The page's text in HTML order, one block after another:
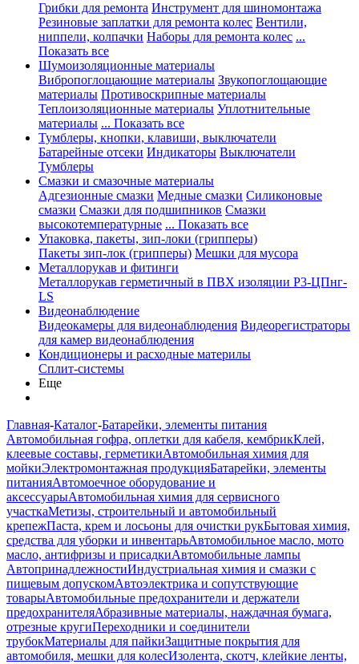
Грибки для ремонта Инструмент для шиномонтажа
Резиновые заплатки для ремонта колес Вентили,
ниппели, колпачки Наборы для ремонта колес ...
Показать все
Шумоизоляционные материалы
Вибропоглощающие материалы Звукопоглощающие
материалы Противоскрипные материалы
Теплоизоляционные материалы Уплотнительные
материалы ... Показать все
Тумблеры, кнопки, клавиши, выключатели
Батарейные отсеки Индикаторы Выключатели
Тумблеры
Смазки и смазочные материалы
Адгезионные смазки Медные смазки Силиконовые
смазки Смазки для подшипников Смазки
высокотемпературные ... Показать все
Упаковка, пакеты, зип-локи (грипперы)
Пакеты зип-лок (грипперы) Мешки для мусора
Металлорукав и фитинги
Металлорукав герметичный в ПВХ изоляции Р3-ЦПнг-
LS
Видеонаблюдение
Видеокамеры для видеонаблюдения Видеорегистраторы
для камер видеонаблюдения
Кондиционеры и расходные материлы
Сплит-системы
Еще
Главная-Каталог-Батарейки, элементы питания
Автомобильная гофра, оплетки для кабеля, кембрикКлей,
клеевые составы, герметикиАвтомобильная химия для
мойкиЭлектромонтажная продукцияБатарейки, элементы
питанияАвтомоечное оборудование и
аксессуарыАвтомобильная химия для сервисного
участкаМетизы, строительный и автомобильный
крепежПаста, крем и лосьоны для очистки рукБытовая химия,
средства для уборки и инвентарьАвтомобильное масло, мото
масло, антифризы и присадкиАвтомобильные лампы
АвтопринадлежностиИндустриальная химия и смазки с
пищевым допускомАвтоэлектрика и сопутствующие
товарыАвтомобильные предохранители и держатели
предохранителяАбразивные материалы, наждачная бумага,
отрезные кругиПереходники и соединители
трубокМатериалы для пайкиЗащитные покрытия для
автомобиля, мешки для колесИзолента, скотч, клейкие ленты,